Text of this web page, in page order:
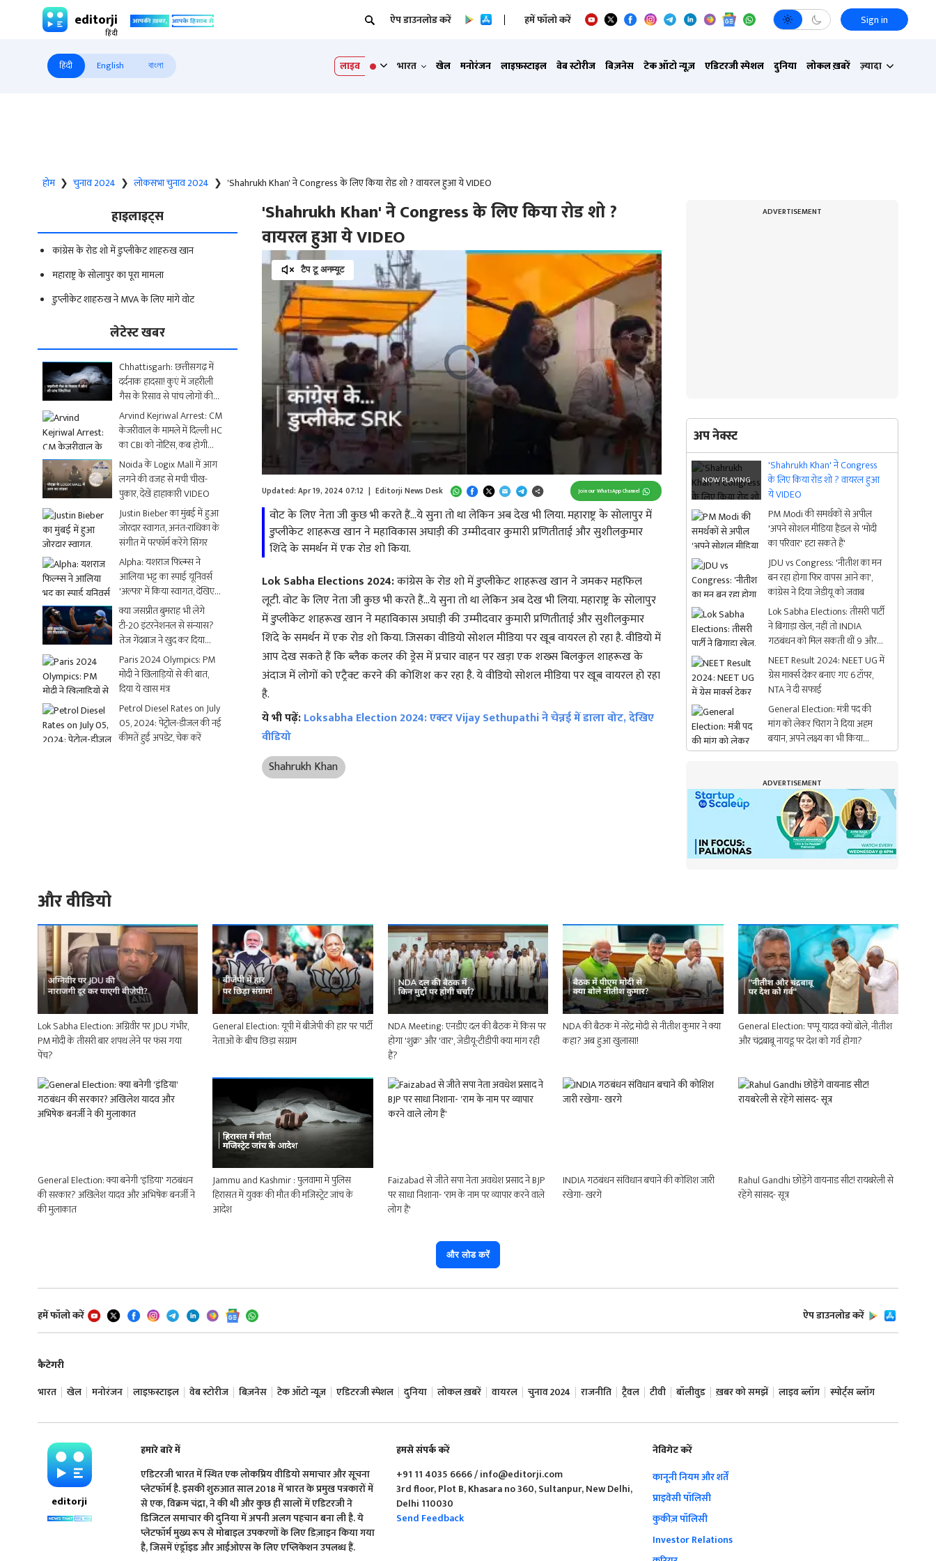
editorji ऐप डाउनलोड करें हमें फॉलो करें Sign in
हिंदी English বাংলা लाइव भारत खेल मनोरंजन लाइफ़स्टाइल वेब स्टोरीज बिज़नेस टेक ऑटो न्यूज़ एडिटरजी स्पेशल दुनिया लोकल ख़बरें ज़्यादा
होम ❯ चुनाव 2024 ❯ लोकसभा चुनाव 2024 ❯ 'Shahrukh Khan' ने Congress के लिए किया रोड शो ? वायरल हुआ ये VIDEO
हाइलाइट्स
कांग्रेस के रोड शो में डुप्लीकेट शाहरुख खान
महाराष्ट्र के सोलापुर का पूरा मामला
डुप्लीकेट शाहरुख ने MVA के लिए मांगे वोट
लेटेस्ट खबर
Chhattisgarh: छत्तीसगढ़ में
दर्दनाक हादसा! कुएं में जहरीली
गैस के रिसाव से पांच लोगों की
मौत
Arvind Kejriwal Arrest: CM
केजरीवाल के मामले में दिल्ली HC
का CBI को नोटिस, कब होगी
अगली सुनवाई?
Noida के Logix Mall में आग
लगने की वजह से मची चीख-
पुकार, देखें हाहाकारी VIDEO
Justin Bieber का मुंबई में हुआ
जोरदार स्वागत, अनंत-राधिका के
संगीत में परफॉर्म करेंगे सिंगर
Alpha: यशराज फिल्म्स ने
आलिया भट्ट का स्पाई यूनिवर्स
'अल्फा' में किया स्वागत, देखिए
धमाकेदार Video
क्या जसप्रीत बुमराह भी लेंगे
टी-20 इंटरनेशनल से संन्यास?
तेज गेंदबाज ने खुद कर दिया
क्लियर
Paris 2024 Olympics: PM
मोदी ने खिलाड़ियों से की बात,
दिया ये खास मंत्र
Petrol Diesel Rates on July
05, 2024: पेट्रोल-डीजल की नई
कीमतें हुईं अपडेट, चेक करें
'Shahrukh Khan' ने Congress के लिए किया रोड शो ?
वायरल हुआ ये VIDEO
वोट के लिए नेता जी कुछ भी करते हैं...ये सुना तो था लेकिन अब देख भी लिया. महाराष्ट्र के सोलापुर में
डुप्लीकेट शाहरूख खान ने महाविकास अघाड़ी की उम्मीदवार कुमारी प्रणितीताई और सुशीलकुमार
शिंदे के समर्थन में एक रोड शो किया.
Updated: Apr 19, 2024 07:12 | Editorji News Desk Join our WhatsApp Channel
टैप टू अनम्यूट
Video
Player
is
loading.
Lok Sabha Elections 2024:कांग्रेस के रोड शो में डुप्लीकेट शाहरूख खान ने जमकर महफिल
लूटी. वोट के लिए नेता जी कुछ भी करते हैं...ये सुना तो था लेकिन अब देख भी लिया. महाराष्ट्र के सोलापुर
में डुप्लीकेट शाहरूख खान ने महाविकास अघाड़ी की उम्मीदवार कुमारी प्रणितीताई और सुशीलकुमार
शिंदे के समर्थन में एक रोड शो किया. जिसका वीडियो सोशल मीडिया पर खूब वायरल हो रहा है. वीडियो में
आप देख सकते हैं कि ब्लैक कलर की ड्रेस में प्रचार वाहन पर खड़ा एक शख्स बिलकुल शाहरूख के
अंदाज में लोगों को एट्रैक्ट करने की कोशिश कर रहा है. ये वीडियो सोशल मीडिया पर खूब वायरल हो रहा
है.
ये भी पढ़ें:Loksabha Election 2024: एक्टर Vijay Sethupathi ने चेन्नई में डाला वोट, देखिए
वीडियो
Shahrukh Khan
ADVERTISEMENT
अप नेक्स्ट
'Shahrukh Khan' ने Congress
के लिए किया रोड शो ? वायरल हुआ
ये VIDEO
PM Modi की समर्थकों से अपील
'अपने सोशल मीडिया हैंडल से 'मोदी
का परिवार' हटा सकते हैं'
JDU vs Congress: 'नीतीश का मन
बन रहा होगा फिर वापस आने का',
कांग्रेस ने दिया जेडीयू को जवाब
Lok Sabha Elections: तीसरी पार्टी
ने बिगाड़ा खेल, नहीं तो INDIA
गठबंधन को मिल सकती थीं 9 और
सीटें
NEET Result 2024: NEET UG में
ग्रेस मार्क्स देकर बनाए गए 6 टॉपर,
NTA ने दी सफाई
General Election: मंत्री पद की
मांग को लेकर चिराग ने दिया अहम
बयान, अपने लक्ष्य का भी किया
खुलासा
ADVERTISEMENT
और वीडियो
Lok Sabha Election: अग्निवीर पर JDU गंभीर,
PM मोदी के तीसरी बार शपथ लेने पर फंस गया
पेंच?
General Election: यूपी में बीजेपी की हार पर पार्टी
नेताओं के बीच छिड़ा संग्राम
NDA Meeting: एनडीए दल की बैठक में किस पर
होगा 'शुक्र' और 'वार', जेडीयू-टीडीपी क्या मांग रही
हैं?
NDA की बैठक में नरेंद्र मोदी से नीतीश कुमार ने क्या
कहा? अब हुआ खुलासा!
General Election: पप्पू यादव क्यों बोले, नीतीश
और चंद्रबाबू नायडू पर देश को गर्व होगा?
General Election: क्या बनेगी 'इंडिया' गठबंधन
की सरकार? अखिलेश यादव और अभिषेक बनर्जी ने
की मुलाकात
Jammu and Kashmir : पुलवामा में पुलिस
हिरासत में युवक की मौत की मजिस्ट्रेट जांच के
आदेश
Faizabad से जीते सपा नेता अवधेश प्रसाद ने BJP
पर साधा निशाना- 'राम के नाम पर व्यापार करने वाले
लोग हैं'
INDIA गठबंधन संविधान बचाने की कोशिश जारी
रखेगा- खरगे
Rahul Gandhi छोड़ेंगे वायनाड सीट! रायबरेली से
रहेंगे सांसद- सूत्र
और लोड करें
हमें फॉलो करें ऐप डाउनलोड करें
कैटेगरी
भारत
खेल मनोरंजन लाइफ़स्टाइल वेब स्टोरीज बिज़नेस टेक ऑटो न्यूज़ एडिटरजी स्पेशल दुनिया लोकल ख़बरें वायरल चुनाव 2024 राजनीति ट्रैवल टीवी बॉलीवुड ख़बर को समझें लाइव ब्लॉग स्पोर्ट्स ब्लॉग
editorji
हमारे बारे में
एडिटरजी भारत में स्थित एक लोकप्रिय वीडियो समाचार और सूचना
प्लेटफॉर्म है. इसकी शुरुआत साल 2018 में भारत के प्रमुख पत्रकारों में
से एक, विक्रम चंद्रा, ने की थी और कुछ ही सालों में एडिटरजी ने
डिजिटल समाचार की दुनिया में अपनी अलग पहचान बना ली है. ये
प्लेटफॉर्म मुख्य रूप से मोबाइल उपकरणों के लिए डिज़ाइन किया गया
है, जिसमें एंड्रॉइड और आईओएस के लिए एप्लिकेशन उपलब्ध हैं.
हमसे संपर्क करें
+91 11 4035 6666 / info@editorji.com
3rd floor, Plot B, Khasara no 360, Sultanpur, New Delhi,
Delhi 110030
Send Feedback
नेविगेट करें
कानूनी नियम और शर्तें
प्राइवेसी पॉलिसी
कुकीज़ पॉलिसी
Investor Relations